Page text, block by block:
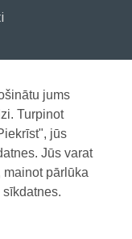
jums
Turpinot
jūs
Jūs varat
pārlūka
aizsargātas